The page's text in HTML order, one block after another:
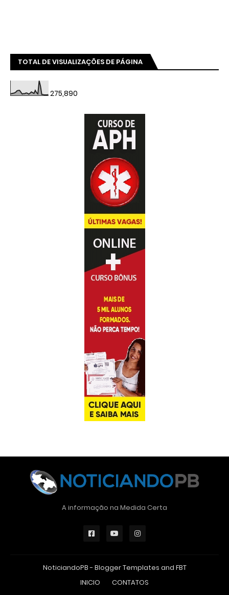
TOTAL DE VISUALIZAÇÕES DE PÁGINA
275,890
A informação na Medida Certa
NoticiandoPB - Blogger Templates and FBT
INICIO
CONTATOS